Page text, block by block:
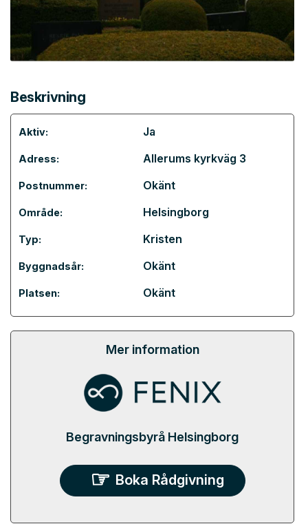
Beskrivning
Aktiv: Ja
Adress: Allerums kyrkväg 3
Postnummer: Okänt
Område: Helsingborg
Typ: Kristen
Byggnadsår: Okänt
Platsen: Okänt
Mer information
Begravningsbyrå Helsingborg
Boka Rådgivning